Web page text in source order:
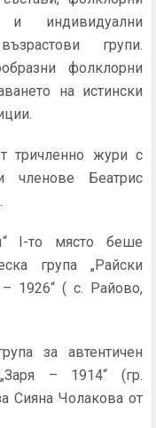
индивидуални
групи.
фолклорни
на истински
тричленно жури с
членове Беатрис
I-то място беше
група „Райски
1926“ ( с. Райово,
за автентичен
– 1914“ (гр.
Сияна Чолакова от